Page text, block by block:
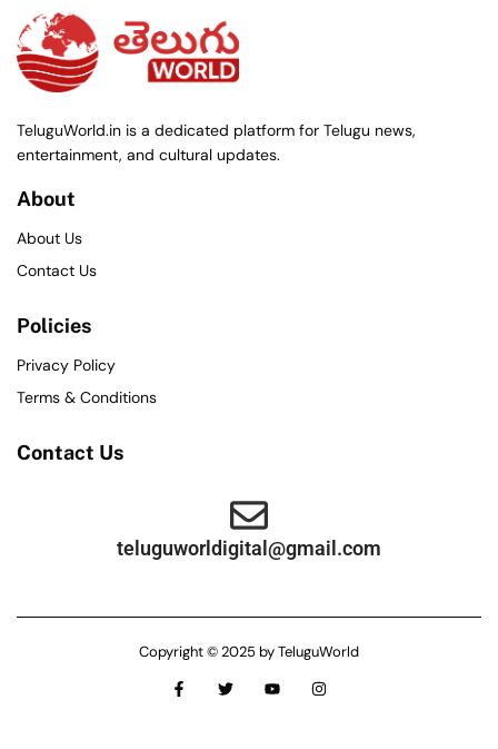
TeluguWorld.in is a dedicated platform for Telugu news,
entertainment, and cultural updates.
About
About Us
Contact Us
Policies
Privacy Policy
Terms & Conditions
Contact Us
teluguworldigital@gmail.com
Copyright © 2025 by TeluguWorld